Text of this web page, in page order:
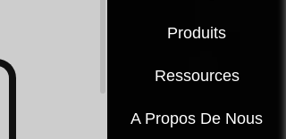
Produits
Ressources
A Propos De Nous